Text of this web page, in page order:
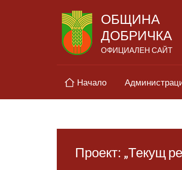
ОБЩИНА
ДОБРИЧКА
ОФИЦИАЛЕН САЙТ
Начало
Проект: „Текущ